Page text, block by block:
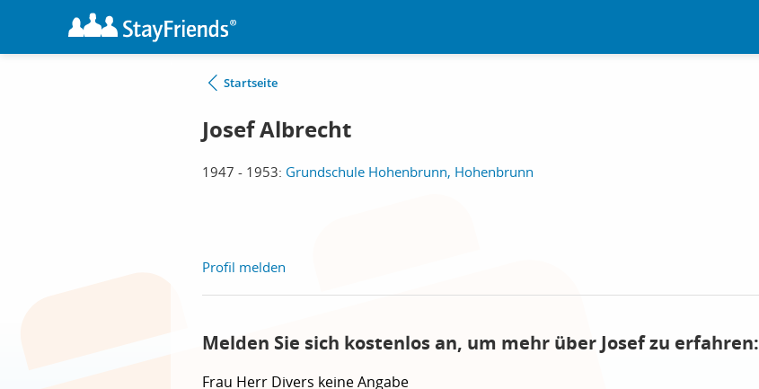
Startseite
Josef Albrecht
1947 - 1953: Grundschule Hohenbrunn, Hohenbrunn
Profil melden
Melden Sie sich kostenlos an, um mehr über Josef zu erfahren:
Frau Herr Divers keine Angabe